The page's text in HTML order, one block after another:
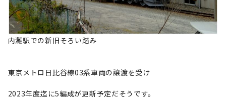
内灘駅での新旧そろい踏み
東京メトロ日比谷線03系車両の譲渡を受け
2023年度迄に5編成が更新予定だそうです。